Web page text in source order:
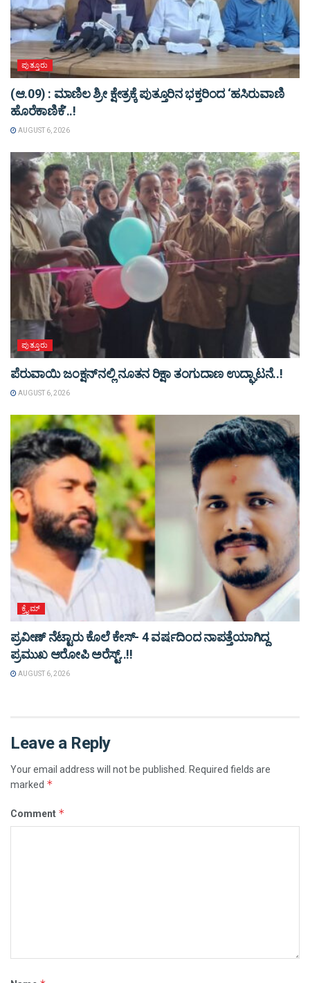
ಪುತ್ತೂರು
(ಆ.09) : ಮಾಣಿಲ ಶ್ರೀ ಕ್ಷೇತ್ರಕ್ಕೆ ಪುತ್ತೂರಿನ ಭಕ್ತರಿಂದ ‘ಹಸಿರುವಾಣಿ
ಹೊರೆಕಾಣಿಕೆ’..!
AUGUST 6, 2026
ಪುತ್ತೂರು
ಪೆರುವಾಯಿ ಜಂಕ್ಷನ್‌ನಲ್ಲಿ ನೂತನ ರಿಕ್ಷಾ ತಂಗುದಾಣ ಉದ್ಘಾಟನೆ..!
AUGUST 6, 2026
ಕ್ರೈಮ್
ಪ್ರವೀಣ್ ನೆಟ್ಟಾರು ಕೊಲೆ ಕೇಸ್‌- 4 ವರ್ಷದಿಂದ ನಾಪತ್ತೆಯಾಗಿದ್ದ
ಪ್ರಮುಖ ಆರೋಪಿ ಅರೆಸ್ಟ್‌..!!
AUGUST 6, 2026
Leave a Reply
Your email address will not be published. Required fields are
marked *
Comment *